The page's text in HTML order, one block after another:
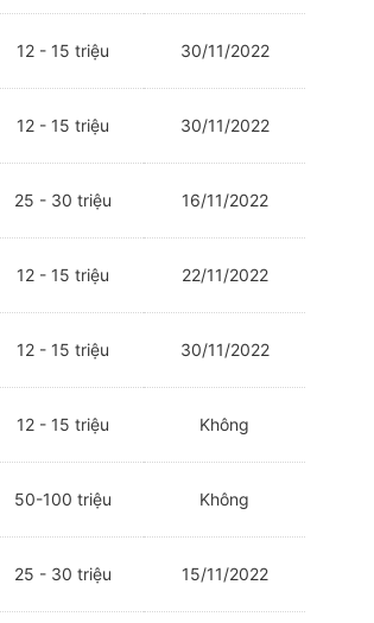
12 - 15 triệu 30/11/2022
12 - 15 triệu 30/11/2022
25 - 30 triệu 16/11/2022
12 - 15 triệu 22/11/2022
12 - 15 triệu 30/11/2022
12 - 15 triệu Không
50-100 triệu Không
25 - 30 triệu 15/11/2022